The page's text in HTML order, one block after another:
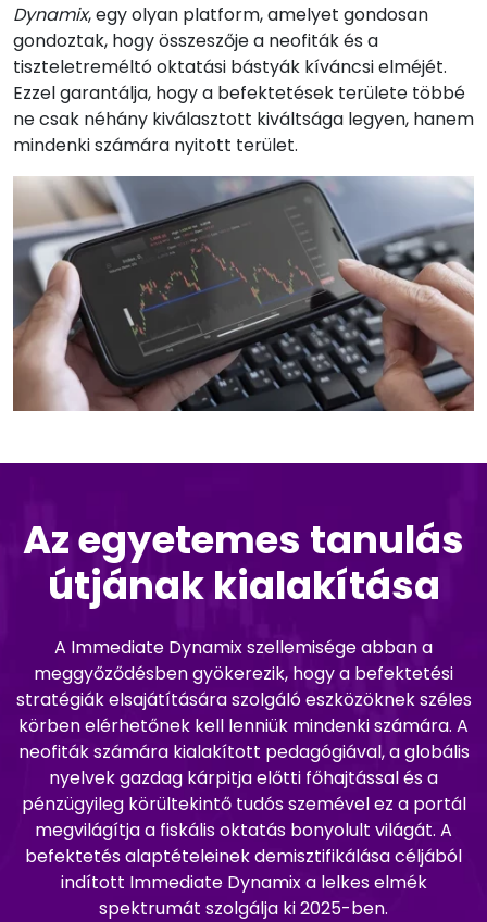
Dynamix, egy olyan platform, amelyet gondosan
gondoztak, hogy összeszője a neofiták és a
tiszteletreméltó oktatási bástyák kíváncsi elméjét.
Ezzel garantálja, hogy a befektetések területe többé
ne csak néhány kiválasztott kiváltsága legyen, hanem
mindenki számára nyitott terület.
Az egyetemes tanulás
útjának kialakítása
A Immediate Dynamix szellemisége abban a
meggyőződésben gyökerezik, hogy a befektetési
stratégiák elsajátítására szolgáló eszközöknek széles
körben elérhetőnek kell lenniük mindenki számára. A
neofiták számára kialakított pedagógiával, a globális
nyelvek gazdag kárpitja előtti főhajtással és a
pénzügyileg körültekintő tudós szemével ez a portál
megvilágítja a fiskális oktatás bonyolult világát. A
befektetés alaptételeinek demisztifikálása céljából
indított Immediate Dynamix a lelkes elmék
spektrumát szolgálja ki 2025-ben.